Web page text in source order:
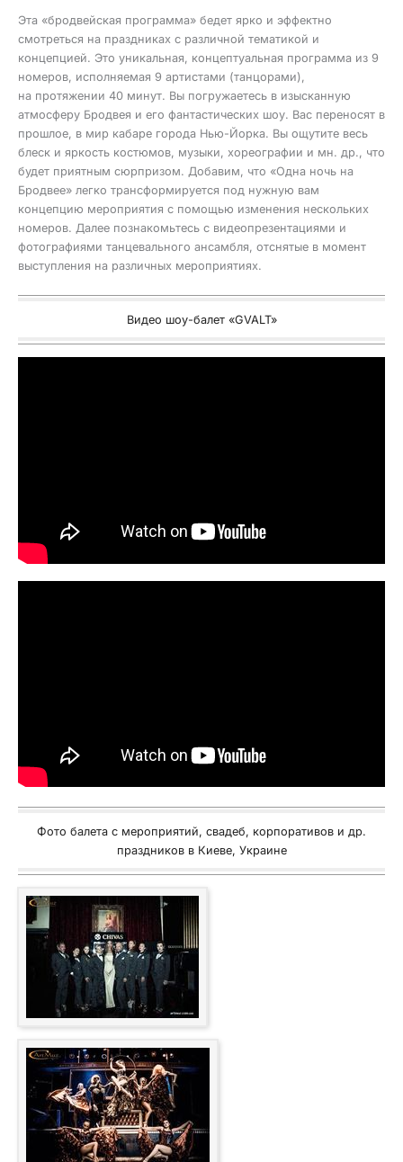
Эта «бродвейская программа» бедет ярко и эффектно
смотреться на праздниках с различной тематикой и
концепцией. Это уникальная, концептуальная программа из 9
номеров, исполняемая 9 артистами (танцорами),
на протяжении 40 минут. Вы погружаетесь в изысканную
атмосферу Бродвея и его фантастических шоу. Вас переносят в
прошлое, в мир кабаре города Нью-Йорка. Вы ощутите весь
блеск и яркость костюмов, музыки, хореографии и мн. др., что
будет приятным сюрпризом. Добавим, что «Одна ночь на
Бродвее» легко трансформируется под нужную вам
концепцию мероприятия с помощью изменения нескольких
номеров. Далее познакомьтесь с видеопрезентациями и
фотографиями танцевального ансамбля, отснятые в момент
выступления на различных мероприятиях.
Видео шоу-балет «GVALT»
Фото балета с мероприятий, свадеб, корпоративов и др.
праздников в Киеве, Украине